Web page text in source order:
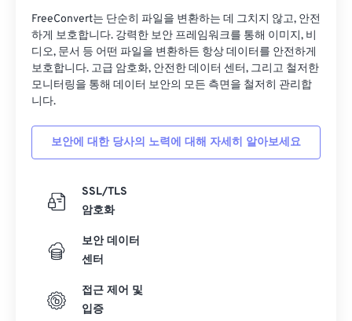
FreeConvert는 단순히 파일을 변환하는 데 그치지 않고, 안전
하게 보호합니다. 강력한 보안 프레임워크를 통해 이미지, 비
디오, 문서 등 어떤 파일을 변환하든 항상 데이터를 안전하게
보호합니다. 고급 암호화, 안전한 데이터 센터, 그리고 철저한
모니터링을 통해 데이터 보안의 모든 측면을 철저히 관리합
니다.
보안에 대한 당사의 노력에 대해 자세히 알아보세요
SSL/TLS
암호화
보안 데이터
센터
접근 제어 및
입증